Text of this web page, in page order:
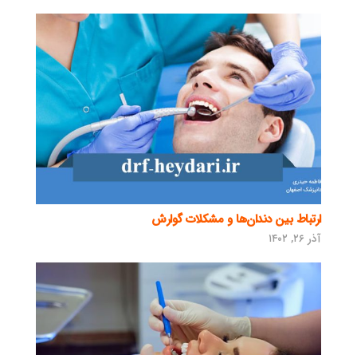
ارتباط بین دندان‌ها و مشکلات گوارش
آذر ۲۶, ۱۴۰۲